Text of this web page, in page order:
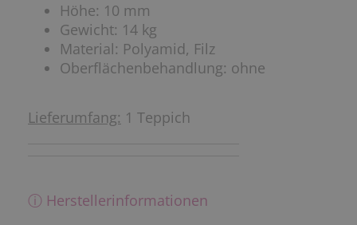
Höhe: 10 mm
Gewicht: 14 kg
Material: Polyamid, Filz
Oberflächenbehandlung: ohne
Lieferumfang: 1 Teppich
ⓘ Herstellerinformationen